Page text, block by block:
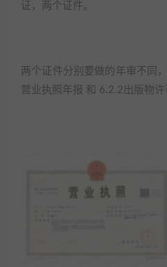
证，两个证件。​
两个证件分别要做的年审不同
营业执照年报 和 6.2.2出版物许